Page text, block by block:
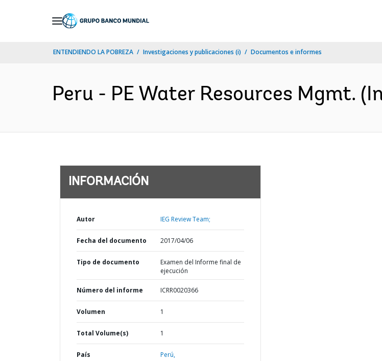
ENTENDIENDO LA POBREZA Investigaciones y publicaciones (i) Documentos e informes
Peru - PE Water Resources Mgmt.
INFORMACIÓN
Autor IEG Review Team;
Fecha del documento 2017/04/06
Tipo de documento
Examen del Informe final de
ejecución
Número del informe ICRR0020366
Volumen 1
Total Volume(s) 1
País Perú,